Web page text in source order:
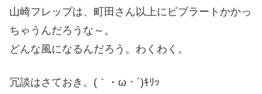
山崎フレップは、町田さん以上にビブラートかかっ
ちゃうんだろうな～。
どんな風になるんだろう。わくわく。
冗談はさておき。(｀・ω・´)ｷﾘｯ